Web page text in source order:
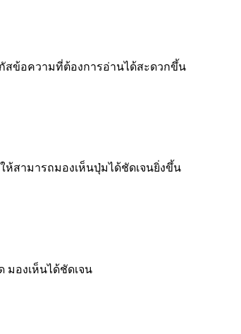
สข้อความที่ต้องการอ่านได้สะดวกขึ้น
ห้สามารถมองเห็นปุ่มได้ชัดเจนยิ่งขึ้น
มองเห็นได้ชัดเจน